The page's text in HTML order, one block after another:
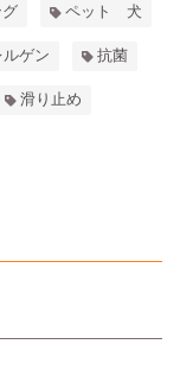
ペット 犬
ゲン 抗菌
滑り止め